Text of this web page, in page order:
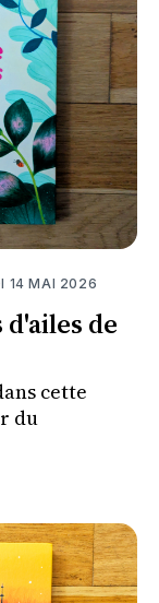
14 MAI 2026
de
cette
du